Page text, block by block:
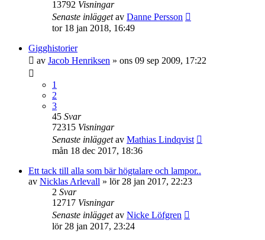
13792 Visningar
Senaste inläggetav Danne Persson
tor 18 jan 2018, 16:49
Gigghistorier
av Jacob Henriksen » ons 09 sep 2009, 17:22
1
2
3
45 Svar
72315 Visningar
Senaste inläggetav Mathias Lindqvist
mån 18 dec 2017, 18:36
Ett tack till alla som bär högtalare och lampor..
av Nicklas Arlevall » lör 28 jan 2017, 22:23
2 Svar
12717 Visningar
Senaste inläggetav Nicke Löfgren
lör 28 jan 2017, 23:24